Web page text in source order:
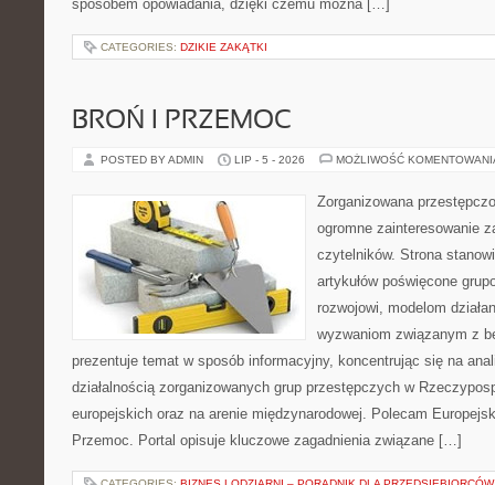
sposobem opowiadania, dzięki czemu można […]
CATEGORIES: DZIKIE ZAKĄTKI
BROŃ I PRZEMOC
POSTED BY ADMIN LIP - 5 - 2026 MOŻLIWOŚĆ
Zorganizowana
ogromne zainteresowanie
czytelników. Strona
artykułów poświęcone
rozwojowi, modelom
wyzwaniom związanym z
prezentuje temat w sposób informacyjny, koncentrując się na
działalnością zorganizowanych grup przestępczych w
europejskich oraz na arenie międzynarodowej. Polecam
Przemoc. Portal opisuje kluczowe zagadnienia związane […]